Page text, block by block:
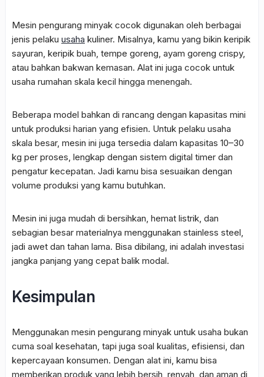
Mesin pengurang minyak cocok digunakan oleh berbagai
jenis pelaku usaha kuliner. Misalnya, kamu yang bikin keripik
sayuran, keripik buah, tempe goreng, ayam goreng crispy,
atau bahkan bakwan kemasan. Alat ini juga cocok untuk
usaha rumahan skala kecil hingga menengah.
Beberapa model bahkan di rancang dengan kapasitas mini
untuk produksi harian yang efisien. Untuk pelaku usaha
skala besar, mesin ini juga tersedia dalam kapasitas 10–30
kg per proses, lengkap dengan sistem digital timer dan
pengatur kecepatan. Jadi kamu bisa sesuaikan dengan
volume produksi yang kamu butuhkan.
Mesin ini juga mudah di bersihkan, hemat listrik, dan
sebagian besar materialnya menggunakan stainless steel,
jadi awet dan tahan lama. Bisa dibilang, ini adalah investasi
jangka panjang yang cepat balik modal.
Kesimpulan
Menggunakan mesin pengurang minyak untuk usaha bukan
cuma soal kesehatan, tapi juga soal kualitas, efisiensi, dan
kepercayaan konsumen. Dengan alat ini, kamu bisa
memberikan produk yang lebih bersih, renyah, dan aman di